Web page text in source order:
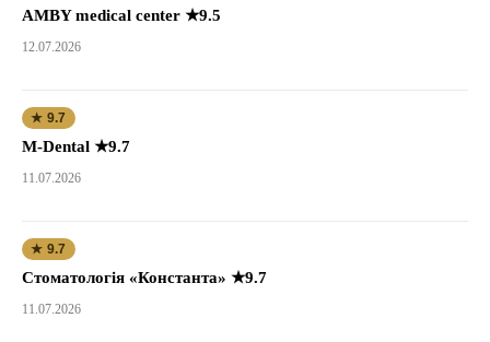
AMBY medical center ★9.5
12.07.2026
★ 9.7
M-Dental ★9.7
11.07.2026
★ 9.7
Стоматологія «Константа» ★9.7
11.07.2026